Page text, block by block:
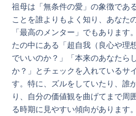
祖母は「無条件の愛」の象徴であ
ことを誰よりもよく知り、あなた
「最高のメンター」でもあります
たの中にある「超自我（良心や理
でいいのか？」「本来のあなたら
か？」とチェックを入れているサ
す。特に、ズルをしていたり、誰
り、自分の価値観を曲げてまで周
る時期に見やすい傾向があります